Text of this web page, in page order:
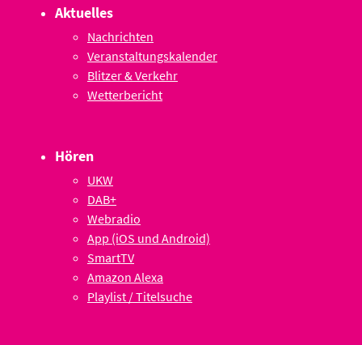
Aktuelles
Nachrichten
Veranstaltungskalender
Blitzer & Verkehr
Wetterbericht
Hören
UKW
DAB+
Webradio
App (iOS und Android)
SmartTV
Amazon Alexa
Playlist / Titelsuche